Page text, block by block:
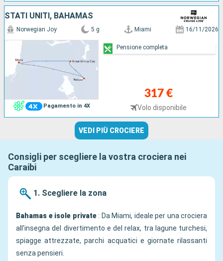
STATI UNITI, BAHAMAS
Pagamento in 4X
Norwegian Joy 5 g Miami 16/11/2026
317 €
Volo disponibile
Pensione completa
VEDI PIÙ CROCIERE
Consigli per scegliere la vostra crociera nei
Caraibi
1. Scegliere la zona
Bahamas e isole private: Da Miami, ideale per una crociera
all'insegna del divertimento e del relax, tra lagune turchesi,
spiagge attrezzate, parchi acquatici e giornate rilassanti
senza pensieri.